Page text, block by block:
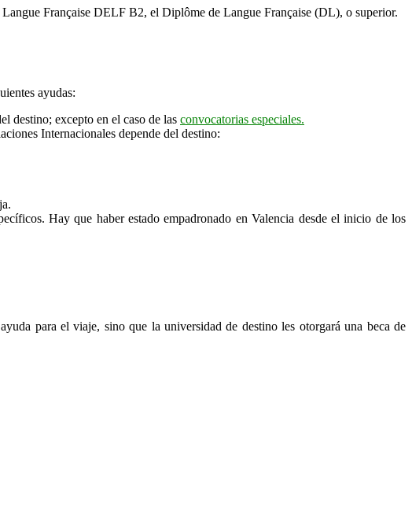
Française DELF B2, el Diplôme de Langue Française (DL), o superior.
ayudas:
destino; excepto en el caso de las convocatorias especiales.
Internacionales depende del destino:
Hay que haber estado empadronado en Valencia desde el inicio de los
para el viaje, sino que la universidad de destino les otorgará una beca de